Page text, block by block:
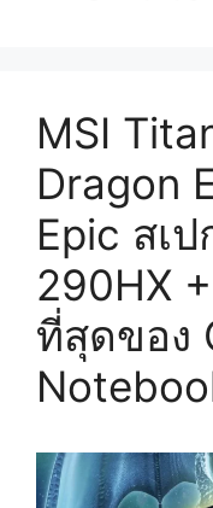
MSI
Dragon
Epic สเ
290HX
ที่สุดของ